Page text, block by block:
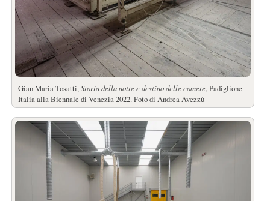
Gian Maria Tosatti,Storia della notte e destino delle comete, Padiglione
Italia alla Biennale di Venezia 2022. Foto di Andrea Avezzù